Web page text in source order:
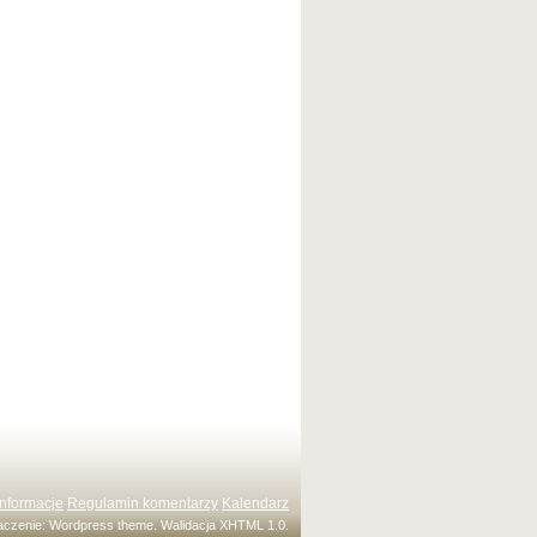
Regulamin komentarzy Kalendarz
Wordpress theme. WalidacjaXHTML 1.0.